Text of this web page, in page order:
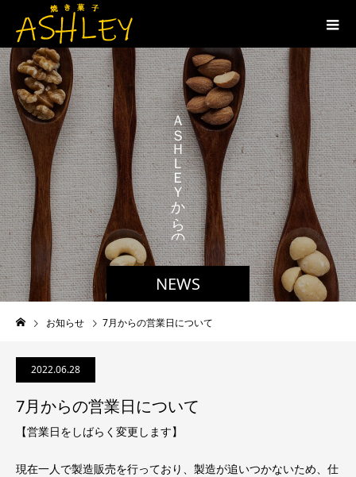
NEWS
Ａ
Ｓ
Ｈ
Ｌ
Ｅ
Ｙ
か
ら
の
お
ら
お知らせ 7月からの営業日について
2022.06.28
7月からの営業日について
【営業日をしばらく変更します】
現在一人で製造販売を行っており、製造が追いつかないため、仕